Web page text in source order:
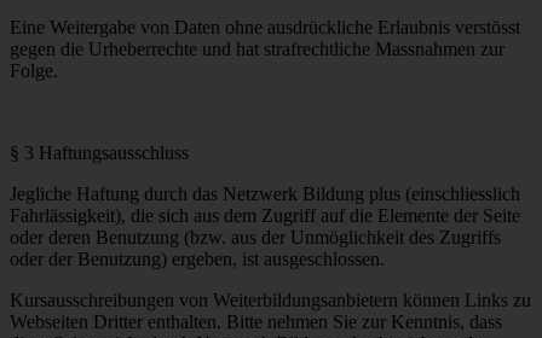
Eine Weitergabe von Daten ohne ausdrückliche Erlaubnis verstösst
gegen die Urheberrechte und hat strafrechtliche Massnahmen zur
Folge.
§ 3 Haftungsausschluss
Jegliche Haftung durch das Netzwerk Bildung plus (einschliesslich
Fahrlässigkeit), die sich aus dem Zugriff auf die Elemente der Seite
oder deren Benutzung (bzw. aus der Unmöglichkeit des Zugriffs
oder der Benutzung) ergeben, ist ausgeschlossen.
Kursausschreibungen von Weiterbildungsanbietern können Links zu
Webseiten Dritter enthalten. Bitte nehmen Sie zur Kenntnis, dass